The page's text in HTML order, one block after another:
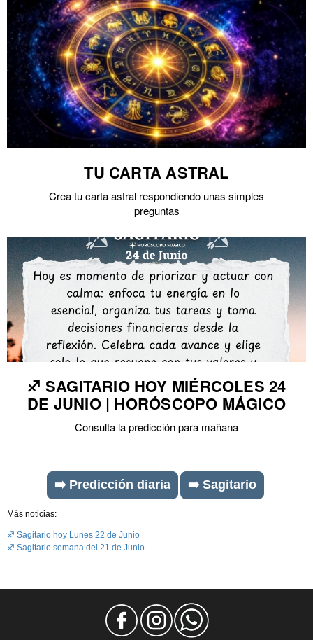
TU CARTA ASTRAL
Crea tu carta astral respondiendo unas simples
preguntas
♐ SAGITARIO HOY MIÉRCOLES 24
DE JUNIO | HORÓSCOPO MÁGICO
Consulta la predicción para mañana
➡️ Predicción diaria ➡️ Sagitario
Más noticias:
♐ Sagitario hoy Lunes 22 de Junio
♐ Sagitario semana del 21 de Junio